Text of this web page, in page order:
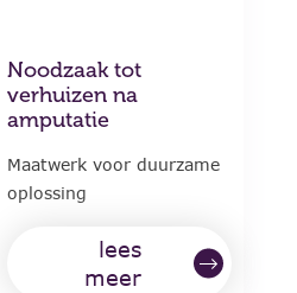
Noodzaak tot
verhuizen na
amputatie
Maatwerk voor duurzame
oplossing
lees
meer